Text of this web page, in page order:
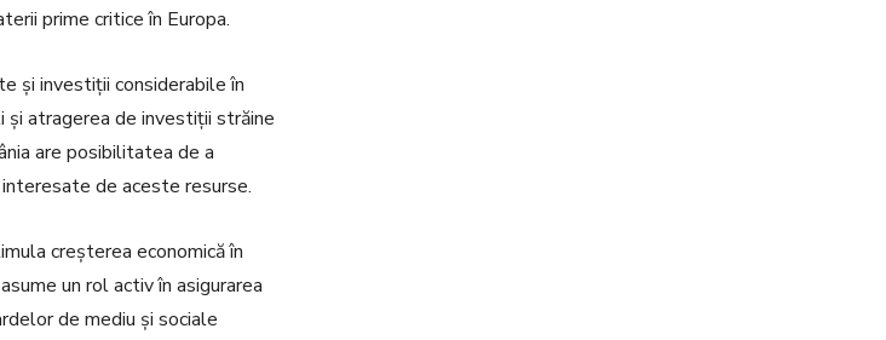
prime critice în Europa.
și investiții considerabile în
și atragerea de investiții străine
are posibilitatea de a
de aceste resurse.
creșterea economică în
un rol activ în asigurarea
de mediu și sociale